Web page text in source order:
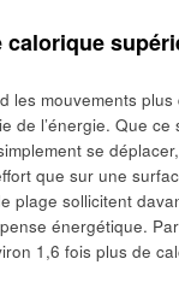
calorique
les mouvements plus
de l’énergie. Que ce
se
que sur une
plage sollicitent
énergétique.
1,6 fois plus de